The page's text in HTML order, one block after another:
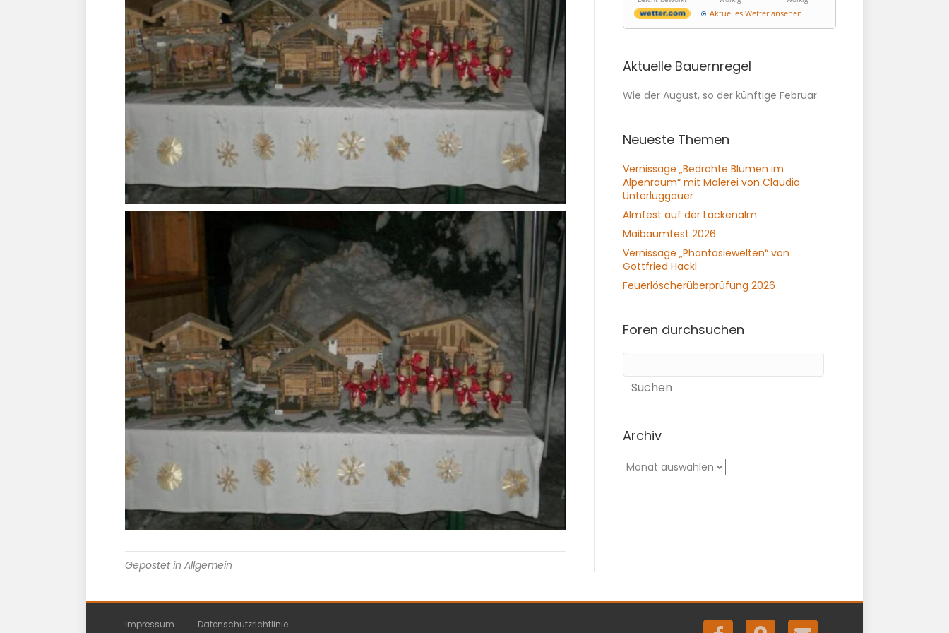
Gepostet in Allgemein
Aktuelles Wetter ansehen
Aktuelle Bauernregel
Wie der August, so der künftige Februar.
Neueste Themen
Vernissage „Bedrohte Blumen im
Alpenraum“ mit Malerei von Claudia
Unterluggauer
Almfest auf der Lackenalm
Maibaumfest 2026
Vernissage „Phantasiewelten“ von
Gottfried Hackl
Feuerlöscherüberprüfung 2026
Foren durchsuchen
Archiv
Archiv
Impressum Datenschutzrichtlinie